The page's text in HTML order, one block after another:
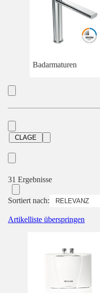
Badarmaturen
CLAGE
31 Ergebnisse
Sortiert nach:
Artikelliste überspringen